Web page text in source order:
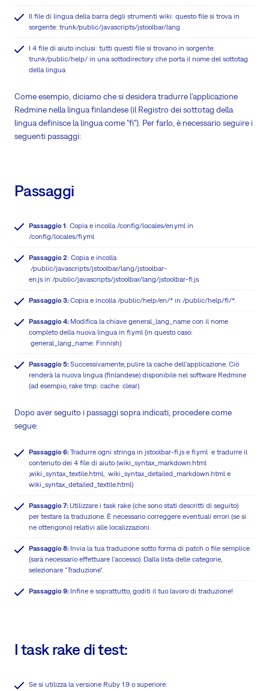
Il file di lingua della barra degli strumenti wiki: questo file si trova in
sorgente: trunk/public/javascripts/jstoolbar/lang
I 4 file di aiuto inclusi: tutti questi file si trovano in sorgente:
trunk/public/help/ in una sottodirectory che porta il nome del sottotag
della lingua
Come esempio, diciamo che si desidera tradurre l'applicazione
Redmine nella lingua finlandese (il Registro dei sottotag della
lingua definisce la lingua come "fi"). Per farlo, è necessario seguire i
seguenti passaggi:
Passaggi
Passaggio 1: Copia e incolla /config/locales/en.yml in
/config/locales/fi.yml
Passaggio 2: Copia e incolla
/public/javascripts/jstoolbar/lang/jstoolbar-
en.js in /public/javascripts/jstoolbar/lang/jstoolbar-fi.js
Passaggio 3:Copia e incolla /public/help/en/* in /public/help/fi/*.
Passaggio 4: Modifica la chiave general_lang_name con il nome
completo della nuova lingua in fi.yml (in questo caso:
general_lang_name: Finnish)
Passaggio 5:Successivamente,pulire la cache dell'applicazione. Ciò
renderà la nuova lingua (finlandese) disponibile nel software Redmine
(ad esempio, rake tmp: cache: clear)
Dopo aver seguito i passaggi sopra indicati, procedere come
segue:
Passaggio 6:Tradurre ogni stringa in jstoolbar-fi.js e fi.yml e tradurre il
contenuto dei 4 file di aiuto (wiki_syntax_markdown.html
,wiki_syntax_textile.html, wiki_syntax_detailed_markdown.html e
wiki_syntax_detailed_textile.html)
Passaggio 7:Utilizzare i task rake (che sono stati descritti di seguito)
per testare la traduzione. È necessario correggere eventuali errori (se si
ne ottengono) relativi alle localizzazioni.
Passaggio 8: Invia la tua traduzione sotto forma di patch o file semplice
(sarà necessario effettuare l'accesso). Dalla lista delle categorie,
selezionare "Traduzione".
Passaggio 9: Infine e soprattutto, goditi il tuo lavoro di traduzione!
I task rake di test:
Se si utilizza la versione Ruby 1.9 o superiore: